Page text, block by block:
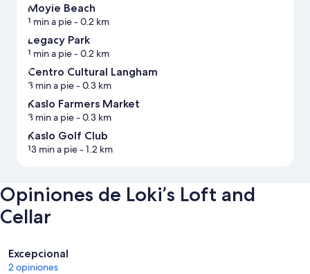
Moyie Beach
1 min a pie- 0.2 km
Legacy Park
1 min a pie- 0.2 km
Centro Cultural Langham
3 min a pie- 0.3 km
Kaslo Farmers Market
3 min a pie- 0.3 km
Kaslo Golf Club
13 min a pie- 1.2 km
Opiniones de Loki’s Loft and
Cellar
Opiniones
Excepcional
2 opiniones